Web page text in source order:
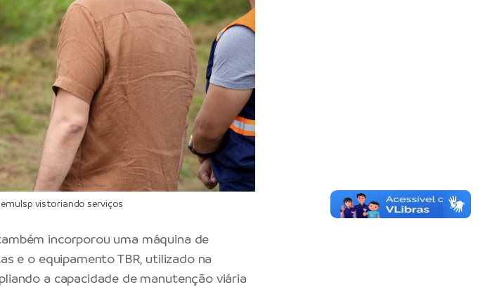
vistoriando serviços
incorporou uma máquina de
e o equipamento TBR, utilizado na
a capacidade de manutenção viária